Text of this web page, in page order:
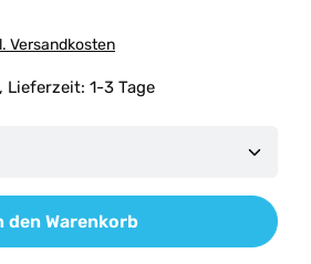
Versandkosten
1-3 Tage
Gib den gewünschten Wert
den Warenkorb